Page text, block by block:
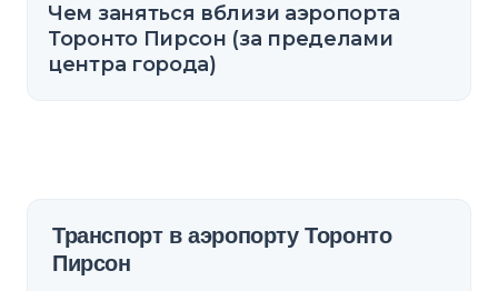
Чем заняться вблизи аэропорта
Торонто Пирсон (за пределами
центра города)
Транспорт в аэропорту Торонто
Пирсон